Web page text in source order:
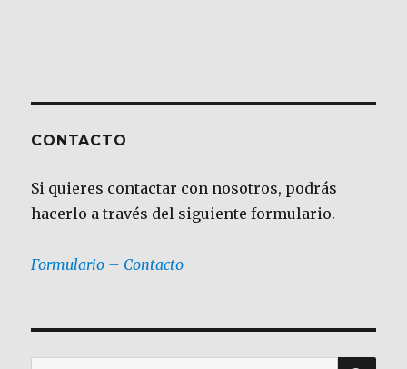
CONTACTO
Si quieres contactar con nosotros, podrás
hacerlo a través del siguiente formulario.
Formulario – Contacto